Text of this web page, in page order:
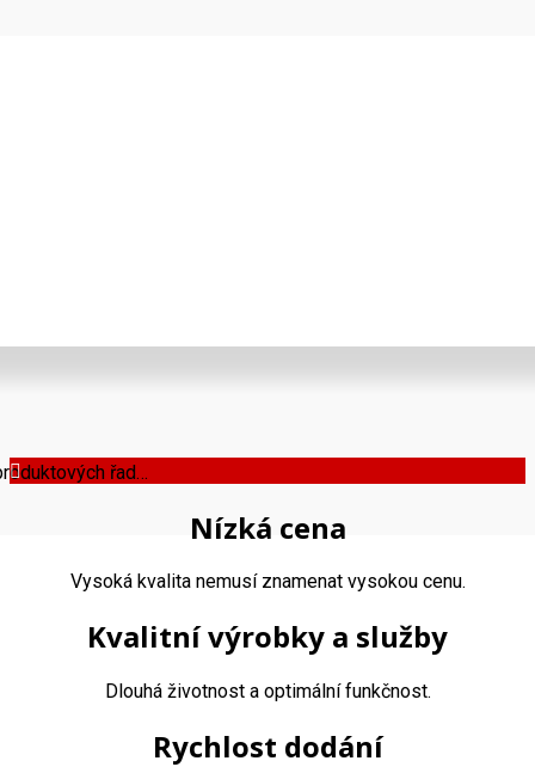
řad…
Nízká cena
Vysoká kvalita nemusí znamenat vysokou cenu.
Kvalitní výrobky a služby
Dlouhá životnost a optimální funkčnost.
Rychlost dodání